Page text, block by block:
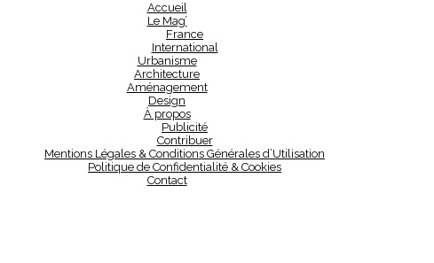
Accueil
Le Mag’
France
International
Urbanisme
Architecture
Aménagement
Design
À propos
Publicité
Contribuer
Mentions Légales & Conditions Générales d’Utilisation
Politique de Confidentialité & Cookies
Contact